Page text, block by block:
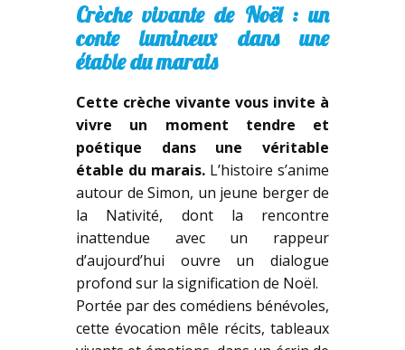
Crèche vivante de Noël : un
conte lumineux dans une
étable du marais
Cette crèche vivante vous invite à
vivre un moment tendre et
poétique dans une véritable
étable du marais. L’histoire s’anime
autour de Simon, un jeune berger de
la Nativité, dont la rencontre
inattendue avec un rappeur
d’aujourd’hui ouvre un dialogue
profond sur la signification de Noël.
Portée par des comédiens bénévoles,
cette évocation mêle récits, tableaux